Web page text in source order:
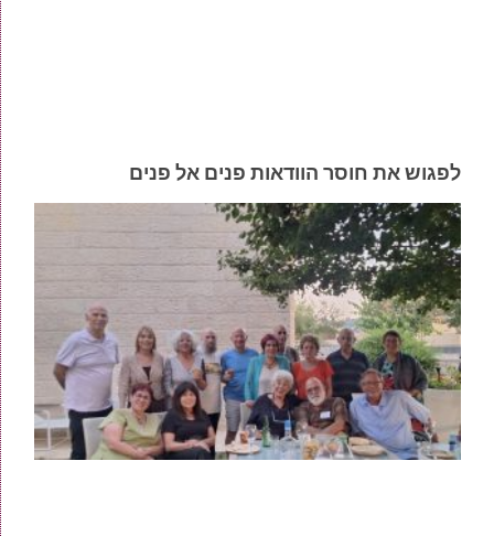
לפגוש את חוסר הוודאות פנים אל פנים